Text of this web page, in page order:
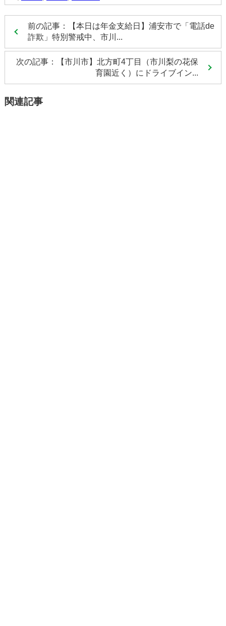
前の記事：【本日は年金支給日】浦安市で「電話de
詐欺」特別警戒中、市川...
次の記事：【市川市】北方町4丁目（市川梨の花保
育園近く）にドライブイン...
関連記事